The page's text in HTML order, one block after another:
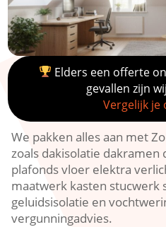
Elders een offerte
gevallen zijn
Vergelijk
We pakken alles aan met
zoals dakisolatie dakramen
plafonds vloer elektra
maatwerk kasten stucwerk
geluidsisolatie en
vergunningadvies.​